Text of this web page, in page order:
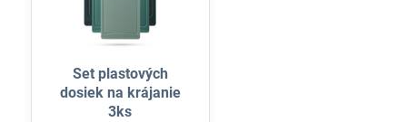
Set plastových
dosiek na krájanie
3ks